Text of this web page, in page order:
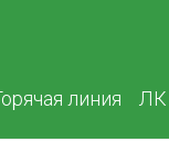
линия